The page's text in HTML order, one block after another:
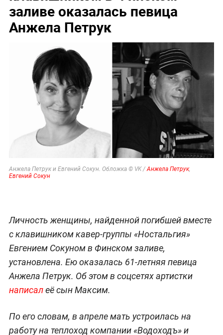
заливе оказалась певица
Анжела Петрук
Анжела Петрук и Евгений Сокун. Обложка © VK /Анжела Петрук,
Евгений Сокун
Личность женщины, найденной погибшей вместе
с клавишником кавер-группы «Ностальгия»
Евгением Сокуном в Финском заливе,
установлена. Ею оказалась 61-летняя певица
Анжела Петрук. Об этом в соцсетях артистки
написалеё сын Максим.
По его словам, в апреле мать устроилась на
работу на теплоход компании «Водоходъ» и